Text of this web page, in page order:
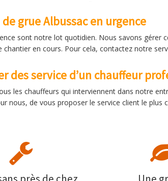
grue Albussac en urgence
sont notre lot quotidien. Nous savons
chantier en cours. Pour cela, contactez notre
des service d’un chauffeur
les chauffeurs qui interviennent dans notre
nous, de vous proposer le service client le